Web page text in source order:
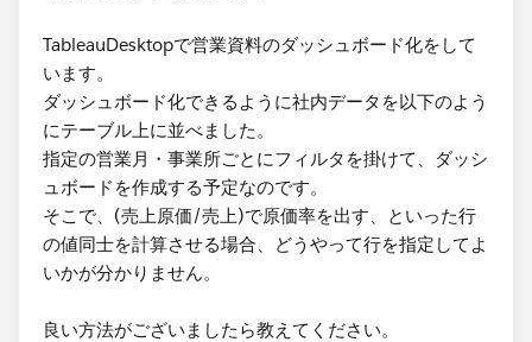
TableauDesktopで営業資料のダッシュボード化をして
います。
ダッシュボード化できるように社内データを以下のよう
にテーブル上に並べました。
指定の営業月・事業所ごとにフィルタを掛けて、ダッシ
ュボードを作成する予定なのです。
そこで、(売上原価/売上)で原価率を出す、といった行
の値同士を計算させる場合、どうやって行を指定してよ
いかが分かりません。
良い方法がございましたら教えてください。